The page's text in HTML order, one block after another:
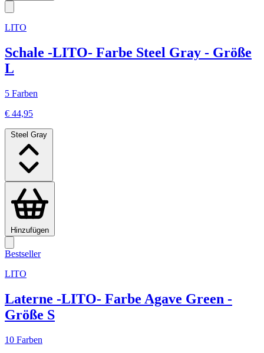
LITO
Schale -LITO- Farbe Steel Gray - Größe
L
5 Farben
€ 44,95
Steel Gray
Hinzufügen
Bestseller
LITO
Laterne -LITO- Farbe Agave Green -
Größe S
10 Farben